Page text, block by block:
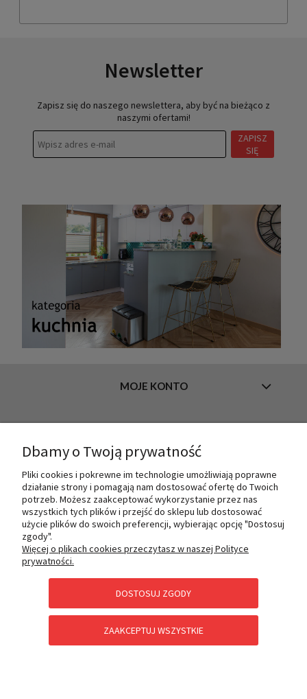
Newsletter
Zapisz się do naszego newslettera, aby być na bieżąco z
naszymi ofertami!
ZAPISZ
SIĘ
MOJE KONTO
O NAS
PŁATNOŚCI I DOSTAWA
POMOC
Dbamy o Twoją prywatność
Pliki cookies i pokrewne im technologie umożliwiają poprawne
działanie strony i pomagają nam dostosować ofertę do Twoich
potrzeb. Możesz zaakceptować wykorzystanie przez nas
wszystkich tych plików i przejść do sklepu lub dostosować
użycie plików do swoich preferencji, wybierając opcję "Dostosuj
zgody".
Więcej o plikach cookies przeczytasz w naszej Polityce
prywatności.
DOSTOSUJ ZGODY
ZAAKCEPTUJ WSZYSTKIE